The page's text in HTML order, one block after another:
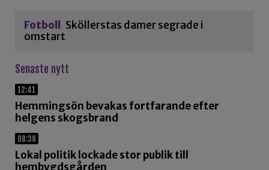
Fotboll
Sköllerstas damer segrade i
omstart
Senaste nytt
12:41
Hemmingsön bevakas fortfarande efter
helgens skogsbrand
08:38
Lokal politik lockade stor publik till
hembygdsgården